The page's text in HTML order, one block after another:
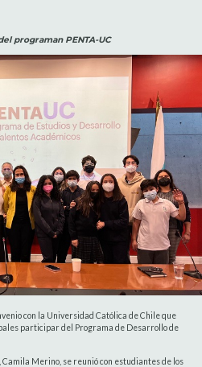
programan PENTA-UC
con la Universidad Católica de Chile que
participar del Programa de Desarrollo de
Camila Merino, se reunió con estudiantes de los